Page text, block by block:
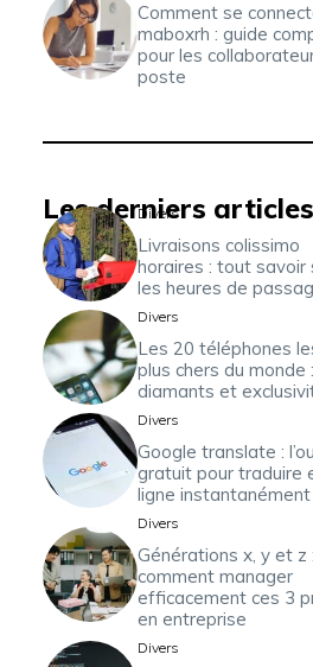
Comment se
maboxrh : guide
pour les
poste
Les derniers
Divers
Livraisons colissimo
horaires : tout savoir
les heures de
Divers
Les 20 téléphones
plus chers du monde
diamants et
Divers
Google translate :
gratuit pour traduire
ligne instantanément
Divers
Générations x, y et z :
comment manager
efficacement ces 3
en entreprise
Divers